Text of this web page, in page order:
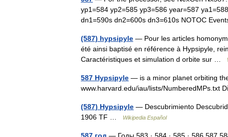
yp1=584 yp2=585 yp3=586 year=587
dn1=590s dn2=600s dn3=610s NOTOC
(587) hypsipyle — Pour les articles
été ainsi baptisé en référence à Hypsipyle,
Caractéristiques et simulation d orbite sur …
587 Hypsipyle — is a minor planet orbiting
www.harvard.edu/iau/lists/NumberedMPs.txt
(587) Hypsipyle — Descubrimiento
1906 TF …
Wikipedia Español